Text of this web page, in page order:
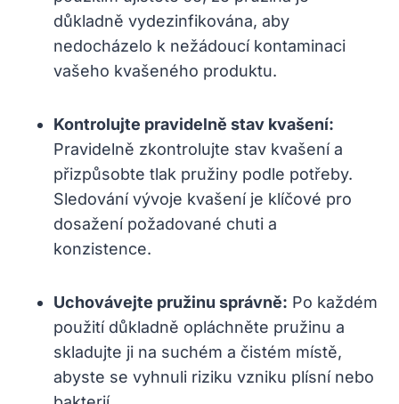
‌důkladně vydezinfikována, ‍aby
nedocházelo k ​nežádoucí kontaminaci
vašeho kvašeného produktu.
Kontrolujte pravidelně stav kvašení:
Pravidelně ⁤zkontrolujte stav kvašení a
přizpůsobte tlak pružiny‌ podle potřeby.
Sledování vývoje kvašení je klíčové pro
dosažení požadované chuti a
konzistence.
Uchovávejte pružinu správně: Po každém‍
použití důkladně ‍opláchněte pružinu a
skladujte ji na suchém a čistém místě,
abyste se vyhnuli riziku vzniku plísní nebo